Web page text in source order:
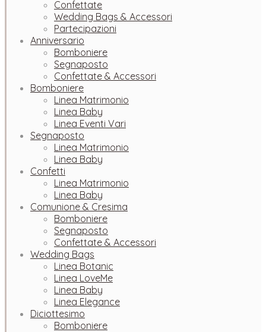
Confettate
Wedding Bags & Accessori
Partecipazioni
Anniversario
Bomboniere
Segnaposto
Confettate & Accessori
Bomboniere
Linea Matrimonio
Linea Baby
Linea Eventi Vari
Segnaposto
Linea Matrimonio
Linea Baby
Confetti
Linea Matrimonio
Linea Baby
Comunione & Cresima
Bomboniere
Segnaposto
Confettate & Accessori
Wedding Bags
Linea Botanic
Linea LoveMe
Linea Baby
Linea Elegance
Diciottesimo
Bomboniere